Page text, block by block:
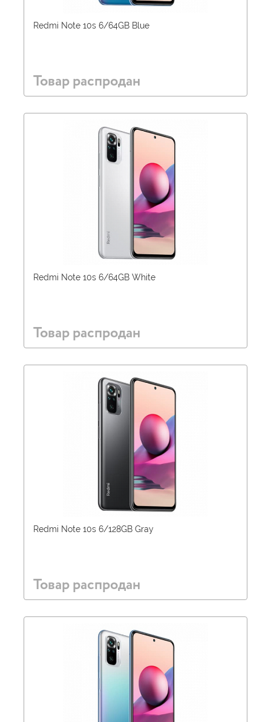
Redmi Note 10s 6/64GB Blue
Товар распродан
Redmi Note 10s 6/64GB White
Товар распродан
Redmi Note 10s 6/128GB Gray
Товар распродан